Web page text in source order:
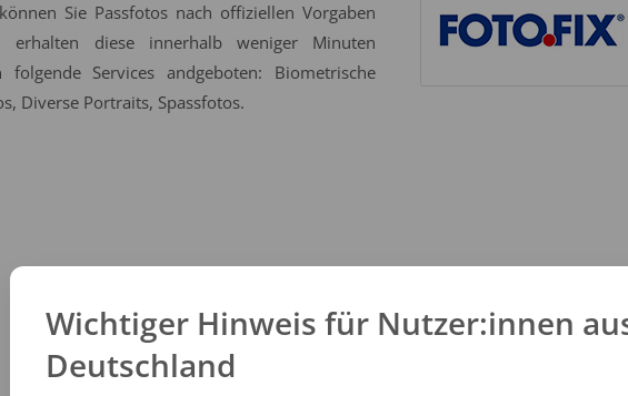
Sie Passfotos nach offiziellen Vorgaben
erhalten diese innerhalb weniger Minuten
Services andgeboten: Biometrische
Diverse Portraits, Spassfotos.
Wichtiger Hinweis für Nutzer:innen
Deutschland